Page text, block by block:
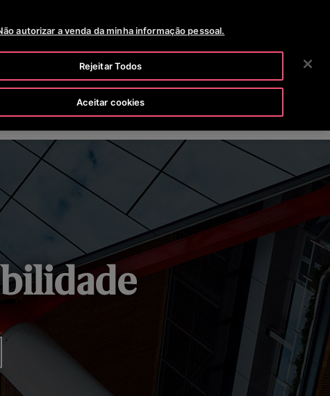
SALA DE NOTICIAS CARREIRAS 2 VIA DA FATURA
BUSCAR
MEIO AMBIENTE & IMPACTO
autorizar a venda da minha informação pessoal.
Rejeitar Todos
Aceitar cookies